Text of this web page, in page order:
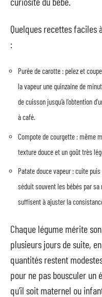
Quelques recettes
:
Purée de carotte : pelez et
la vapeur une quinzaine de
de cuisson jusqu’à l’obtention
à café.
Compote de courgette : même
texture douce et un goût très
Patate douce vapeur : cuite
séduit souvent les bébés par sa
suffisent à ajuster la
Chaque légume mérite
plusieurs jours de suite,
quantités restent
pour ne pas bousculer
qu’il soit maternel ou